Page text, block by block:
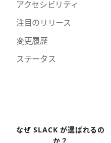
アクセシビリティ
注目のリリース
変更履歴
ステータス
なぜ SLACK が選ばれるの
か？